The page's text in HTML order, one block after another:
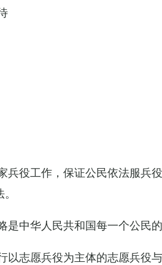
兵役工作，保证公民依法服兵
中华人民共和国每一个公民的
志愿兵役为主体的志愿兵役